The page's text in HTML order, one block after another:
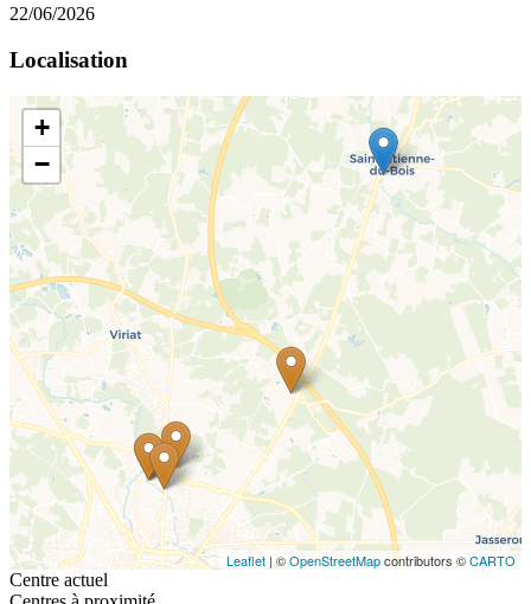
22/06/2026
Localisation
+
−
Leaflet | ©OpenStreetMapcontributors ©CARTO
Centre actuel